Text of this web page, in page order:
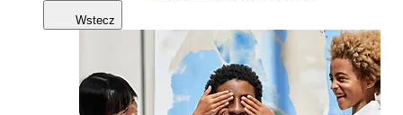
Wstecz